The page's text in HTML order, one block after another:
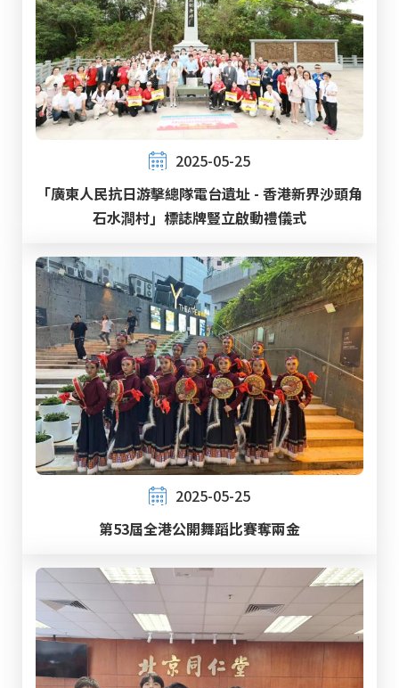
2025-05-25
「廣東人民抗日游擊總隊電台遺址 - 香港新界沙頭角
石水澗村」標誌牌豎立啟動禮儀式
2025-05-25
第53屆全港公開舞蹈比賽奪兩金